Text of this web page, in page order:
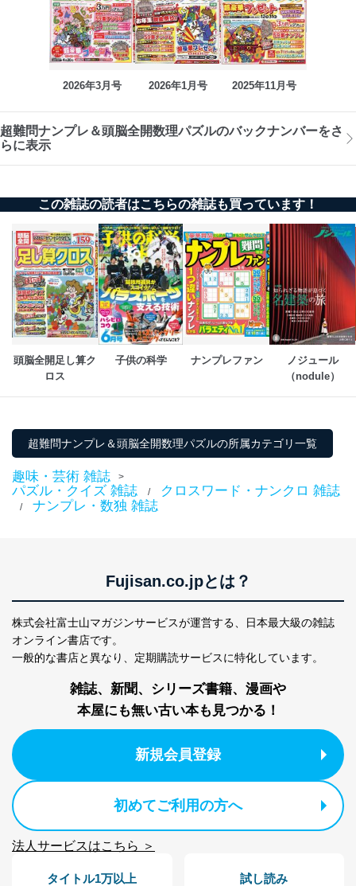
2026年3月号 2026年1月号 2025年11月号
超難問ナンプレ＆頭脳全開数理パズルのバックナンバーをさ
らに表示
この雑誌の読者はこちらの雑誌も買っています！
頭脳全開足し算ク
ロス
子供の科学 ナンプレファン
ノジュール
（nodule）
超難問ナンプレ＆頭脳全開数理パズルの所属カテゴリ一覧
趣味・芸術 雑誌 >
パズル・クイズ 雑誌 / クロスワード・ナンクロ 雑誌
/ ナンプレ・数独 雑誌
Fujisan.co.jpとは？
株式会社富士山マガジンサービスが運営する、
日本最大級の雑誌
オンライン書店です。
一般的な書店と異なり、 定期購読サービスに特化しています。
雑誌、新聞、シリーズ書籍、漫画や
本屋にも無い古い本も見つかる！
新規会員登録
初めてご利用の方へ
法人サービスはこちら ＞
タイトル1万以上 試し読み